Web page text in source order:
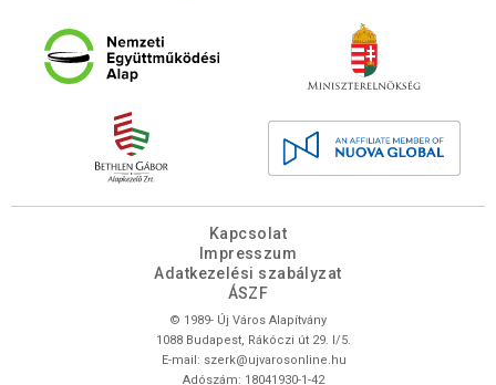
Kapcsolat
Impresszum
Adatkezelési szabályzat
ÁSZF
© 1989- Új Város Alapítvány
1088 Budapest, Rákóczi út 29. I/5.
E-mail: szerk@ujvarosonline.hu
Adószám: 18041930-1-42